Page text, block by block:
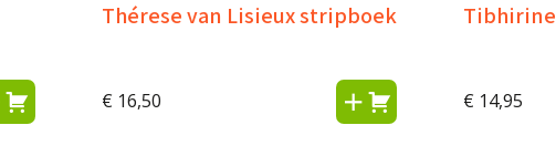
Thérese van Lisieux stripboek
€ 16,50
Tibhirine
€ 14,95